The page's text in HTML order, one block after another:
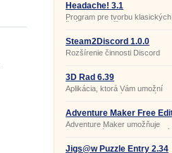
Headache! 3.1
Program pre tvorbu
švédskych krížoviek,
Steam2Discord 1.0.0
Rozšírenie činnosti Discord
3D Rad 6.39
Aplikácia, ktorá Vám umožní
jednoducho vyvíjať vlastné 3D
priestoru vkladať inteligentné
prvky).
Adventure Maker Free
4.4
Adventure Maker umožňuje
jednoduchú tvorbu
prezentácií a výukových
Jigs@w Puzzle Entry 2.34